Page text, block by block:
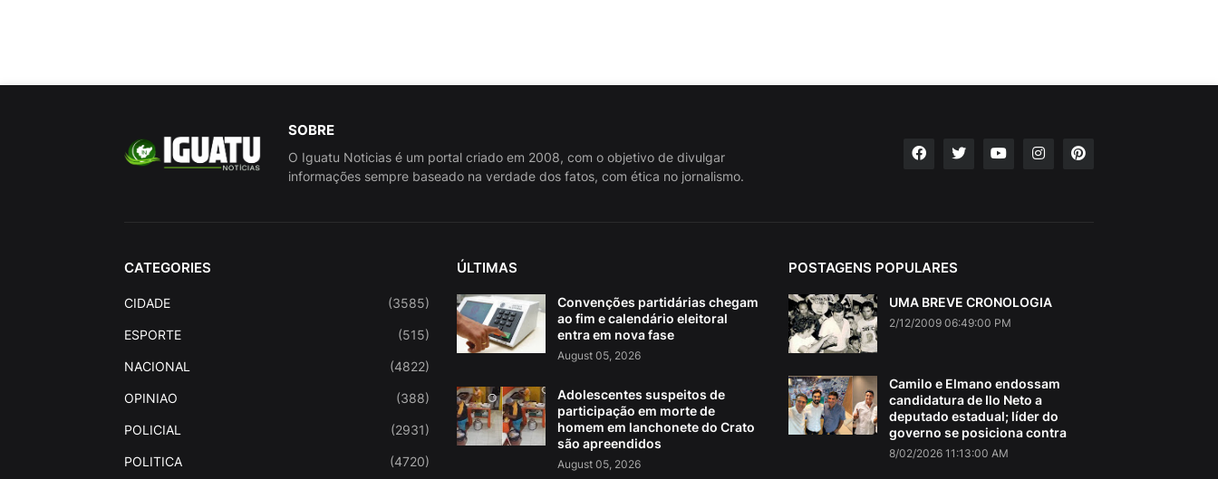
SOBRE
O Iguatu Noticias é um portal criado em 2008, com o objetivo de divulgar
informações sempre baseado na verdade dos fatos, com ética no jornalismo.
CATEGORIES
CIDADE (3585)
ESPORTE (515)
NACIONAL (4822)
OPINIAO (388)
POLICIAL (2931)
POLITICA (4720)
ÚLTIMAS
Convenções partidárias chegam
ao fim e calendário eleitoral
entra em nova fase
August 05, 2026
Adolescentes suspeitos de
participação em morte de
homem em lanchonete do Crato
são apreendidos
August 05, 2026
POSTAGENS POPULARES
UMA BREVE CRONOLOGIA
2/12/2009 06:49:00 PM
Camilo e Elmano endossam
candidatura de Ilo Neto a
deputado estadual; líder do
governo se posiciona contra
8/02/2026 11:13:00 AM